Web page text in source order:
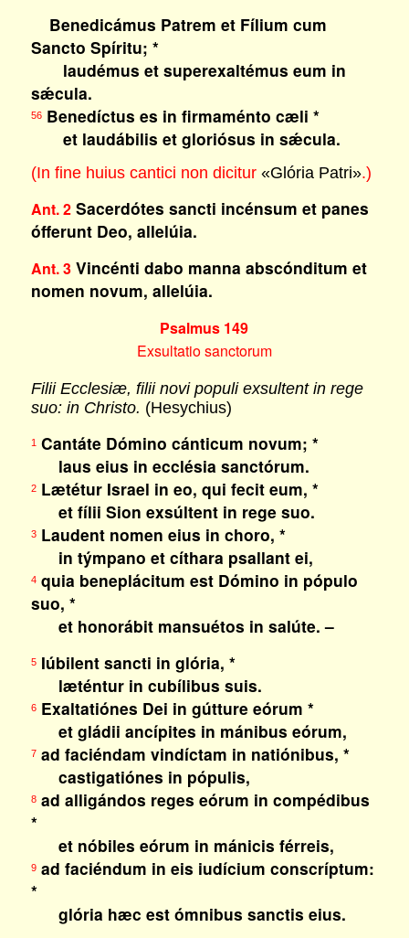
Benedicámus Patrem et Fílium cum
Sancto Spíritu; *
laudémus et superexaltémus eum in
sǽcula.
56Benedíctus es in firmaménto cæli *
et laudábilis et gloriósus in sǽcula.
(In fine huius cantici non dicitur «Glória Patri».)
Ant. 2Sacerdótes sancti incénsum et panes
ófferunt Deo, allelúia.
Ant. 3Vincénti dabo manna abscónditum et
nomen novum, allelúia.
Psalmus 149
Exsultatio sanctorum
Filii Ecclesiæ, filii novi populi exsultent in rege
suo: in Christo. (Hesychius)
1Cantáte Dómino cánticum novum; *
laus eius in ecclésia sanctórum.
2Lætétur Israel in eo, qui fecit eum, *
et fílii Sion exsúltent in rege suo.
3Laudent nomen eius in choro, *
in týmpano et cíthara psallant ei,
4quia beneplácitum est Dómino in pópulo
suo, *
et honorábit mansuétos in salúte. –
5Iúbilent sancti in glória, *
læténtur in cubílibus suis.
6Exaltatiónes Dei in gútture eórum *
et gládii ancípites in mánibus eórum,
7ad faciéndam vindíctam in natiónibus, *
castigatiónes in pópulis,
8ad alligándos reges eórum in compédibus
*
et nóbiles eórum in mánicis férreis,
9ad faciéndum in eis iudícium conscríptum:
*
glória hæc est ómnibus sanctis eius.